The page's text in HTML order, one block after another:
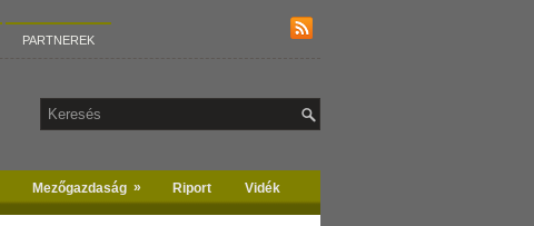
PARTNEREK
Mezőgazdaság » Riport Vidék